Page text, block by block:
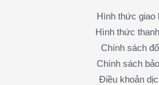
Hình thức giao
Hình thức
Chính sách
Chính sách
Điều khoản